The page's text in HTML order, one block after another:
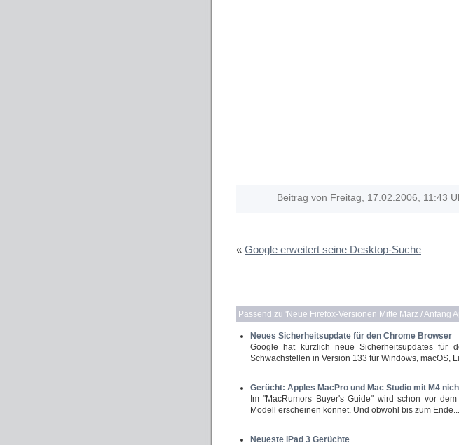
Beitrag von Freitag, 17.02.2006, 11:43
« Google erweitert seine Desktop-Suche
Passend zu 'Neue Firefox-Versionen Mitte März / Anfang
Neues Sicherheitsupdate für den Chrome Browser
Google hat kürzlich neue Sicherheitsupdates für
Schwachstellen in Version 133 für Windows, macOS,
Gerücht: Apples MacPro und Mac Studio mit M4
Im "MacRumors Buyer's Guide" wird schon vor
Modell erscheinen könnet. Und obwohl bis zum Ende...
Neueste iPad 3 Gerüchte